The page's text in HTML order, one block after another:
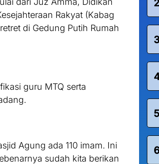
Rakyat (Kabag
di Gedung Putih Rumah
guru MTQ serta
Agung ada 110 imam. Ini
sudah kita berikan
2
5